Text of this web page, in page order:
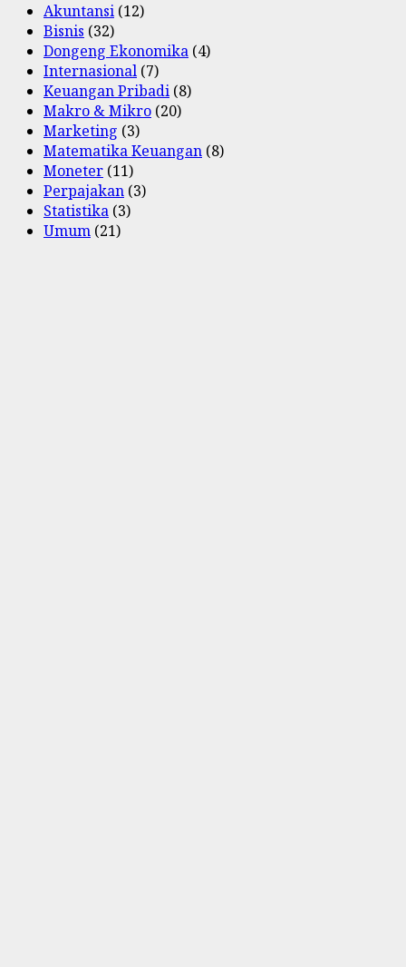
Akuntansi (12)
Bisnis (32)
Dongeng Ekonomika (4)
Internasional (7)
Keuangan Pribadi (8)
Makro & Mikro (20)
Marketing (3)
Matematika Keuangan (8)
Moneter (11)
Perpajakan (3)
Statistika (3)
Umum (21)